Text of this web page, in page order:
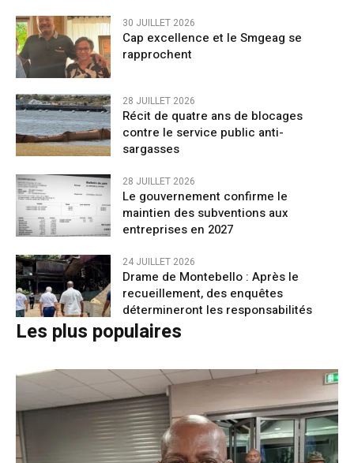
30 JUILLET 2026
Cap excellence et le Smgeag se
rapprochent
28 JUILLET 2026
Récit de quatre ans de blocages
contre le service public anti-
sargasses
28 JUILLET 2026
Le gouvernement confirme le
maintien des subventions aux
entreprises en 2027
24 JUILLET 2026
Drame de Montebello : Après le
recueillement, des enquêtes
détermineront les responsabilités
Les plus populaires